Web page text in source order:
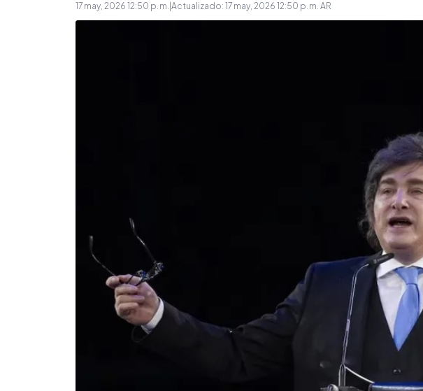
17 may, 2026 12:50 p. m. Actualizado: 17 may, 2026 12:50 p. m. AR